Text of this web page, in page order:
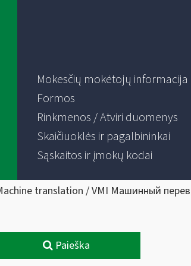
Mokesčių mokėtojų informacija
Formos
Rinkmenos / Atviri duomenys
Skaičiuoklės ir pagalbininkai
Sąskaitos ir įmokų kodai
translation / VMI Машинный
Paieška